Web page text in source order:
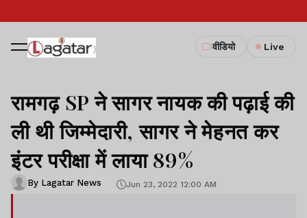
वीडियो Live
रामगढ़ SP ने सागर नायक की पढ़ाई की
ली थी जिम्मेदारी, सागर ने मेहनत कर
इंटर परीक्षा में लाया 89%
By Lagatar News Jun 23, 2022 12:00 AM